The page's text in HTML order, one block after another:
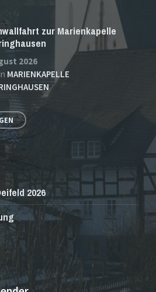
zur Marienkapelle
2026
in MARIENKAPELLE
2026